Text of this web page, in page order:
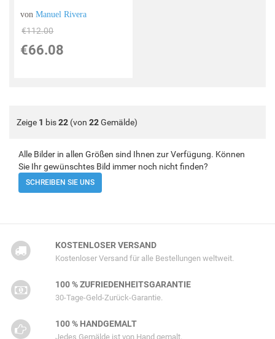
vonManuel Rivera
€112.00
€66.08
Zeige 1 bis22 (von 22Gemälde)
Alle Bilder in allen Größen sind Ihnen zur Verfügung. Können
Sie Ihr gewünschtes Bild immer noch nicht finden?
SCHREIBEN SIE UNS
KOSTENLOSER VERSAND
Kostenloser Versand für alle Bestellungen weltweit.
100 % ZUFRIEDENHEITSGARANTIE
30-Tage-Geld-Zurück-Garantie.
100 % HANDGEMALT
Jedes Gemälde ist von Hand gemalt.